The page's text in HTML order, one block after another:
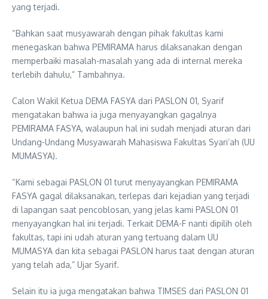
yang terjadi.
“Bahkan saat musyawarah dengan pihak fakultas kami
menegaskan bahwa PEMIRAMA harus dilaksanakan dengan
memperbaiki masalah-masalah yang ada di internal mereka
terlebih dahulu,” Tambahnya.
Calon Wakil Ketua DEMA FASYA dari PASLON 01, Syarif
mengatakan bahwa ia juga menyayangkan gagalnya
PEMIRAMA FASYA, walaupun hal ini sudah menjadi aturan dari
Undang-Undang Musyawarah Mahasiswa Fakultas Syari’ah (UU
MUMASYA).
“Kami sebagai PASLON 01 turut menyayangkan PEMIRAMA
FASYA gagal dilaksanakan, terlepas dari kejadian yang terjadi
di lapangan saat pencoblosan, yang jelas kami PASLON 01
menyayangkan hal ini terjadi. Terkait DEMA-F nanti dipilih oleh
fakultas, tapi ini udah aturan yang tertuang dalam UU
MUMASYA dan kita sebagai PASLON harus taat dengan aturan
yang telah ada,” Ujar Syarif.
Selain itu ia juga mengatakan bahwa TIMSES dari PASLON 01